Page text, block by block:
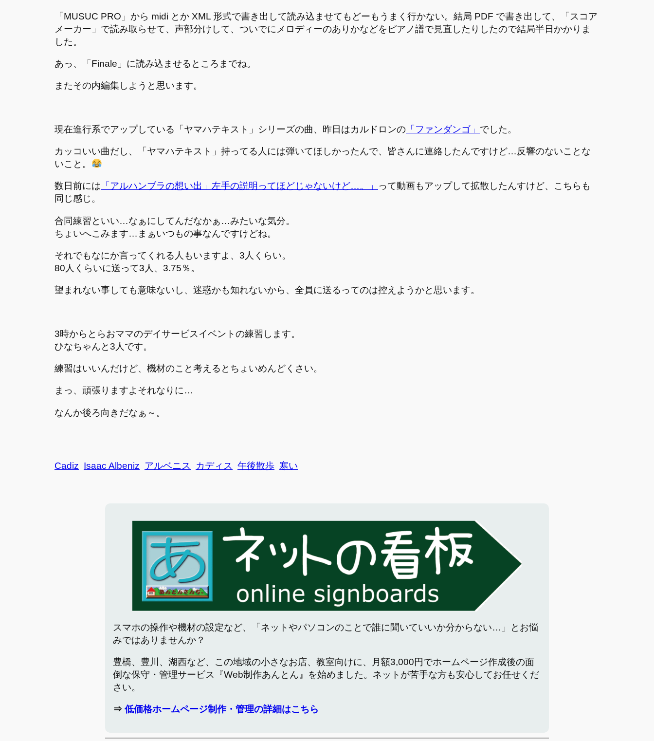
「MUSUC PRO」から midi とか XML 形式で書き出して読み込ませてもどーもうまく行かない。結局 PDF で書き出して、「スコア
メーカー」で読み取らせて、声部分けして、ついでにメロディーのありかなどをピアノ譜で見直したりしたので結局半日かかりま
した。
あっ、「Finale」に読み込ませるところまでね。
またその内編集しようと思います。
現在進行系でアップしている「ヤマハテキスト」シリーズの曲、昨日はカルドロンの 「ファンダンゴ」 でした。
カッコいい曲だし、「ヤマハテキスト」持ってる人には弾いてほしかったんで、皆さんに連絡したんですけど…反響のないことな
いこと。
数日前には 「アルハンブラの想い出」左手の説明ってほどじゃないけど…。」
って動画もアップして拡散したんすけど、こちらも
同じ感じ。
合同練習といい…なぁにしてんだなかぁ…みたいな気分。
ちょいへこみます…まぁいつもの事なんですけどね。
それでもなにか言ってくれる人もいますよ、3人くらい。
80人くらいに送って3人、3.75％。
望まれない事しても意味ないし、迷惑かも知れないから、全員に送るってのは控えようかと思います。
3時からとらおママのデイサービスイベントの練習します。
ひなちゃんと3人です。
練習はいいんだけど、機材のこと考えるとちょいめんどくさい。
まっ、頑張りますよそれなりに…
なんか後ろ向きだなぁ～。
Cadiz Isaac Albeniz アルベニス カディス 午後散歩 寒い
スマホの操作や機材の設定など、「ネットやパソコンのことで誰に聞いていいか分からない…」とお悩
みではありませんか？
豊橋、豊川、湖西など、この地域の小さなお店、教室向けに、月額3,000円でホームページ作成後の面
倒な保守・管理サービス『Web制作あんとん』を始めました。ネットが苦手な方も安心してお任せくだ
さい。
⇒ 低価格ホームページ制作・管理の詳細はこちら